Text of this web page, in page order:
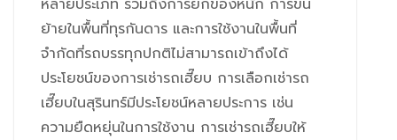
ย้ายในพื้นที่ทุรกันดาร และการใช้งานในพื้นที่
จำกัดที่รถบรรทุกปกติไม่สามารถเข้าถึงได้
ประโยชน์ของการเช่ารถเฮี๊ยบ การเลือกเช่ารถ
เฮี๊ยบในสุรินทร์มีประโยชน์หลายประการ เช่น
ความยืดหยุ่นในการใช้งาน การเช่ารถเฮี๊ยบให้